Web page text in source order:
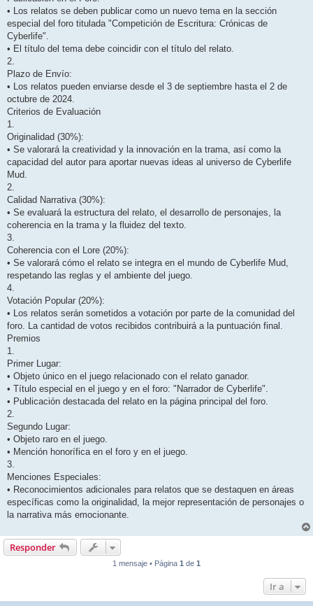
• Los relatos se deben publicar como un nuevo tema en la sección
especial del foro titulada "Competición de Escritura: Crónicas de
Cyberlife".
• El título del tema debe coincidir con el título del relato.
2.
Plazo de Envío:
• Los relatos pueden enviarse desde el 3 de septiembre hasta el 2 de
octubre de 2024.
Criterios de Evaluación
1.
Originalidad (30%):
• Se valorará la creatividad y la innovación en la trama, así como la
capacidad del autor para aportar nuevas ideas al universo de Cyberlife
Mud.
2.
Calidad Narrativa (30%):
• Se evaluará la estructura del relato, el desarrollo de personajes, la
coherencia en la trama y la fluidez del texto.
3.
Coherencia con el Lore (20%):
• Se valorará cómo el relato se integra en el mundo de Cyberlife Mud,
respetando las reglas y el ambiente del juego.
4.
Votación Popular (20%):
• Los relatos serán sometidos a votación por parte de la comunidad del
foro. La cantidad de votos recibidos contribuirá a la puntuación final.
Premios
1.
Primer Lugar:
• Objeto único en el juego relacionado con el relato ganador.
• Título especial en el juego y en el foro: "Narrador de Cyberlife".
• Publicación destacada del relato en la página principal del foro.
2.
Segundo Lugar:
• Objeto raro en el juego.
• Mención honorífica en el foro y en el juego.
3.
Menciones Especiales:
• Reconocimientos adicionales para relatos que se destaquen en áreas
específicas como la originalidad, la mejor representación de personajes o
la narrativa más emocionante.
Responder
1 mensaje • Página 1 de 1
Ir a